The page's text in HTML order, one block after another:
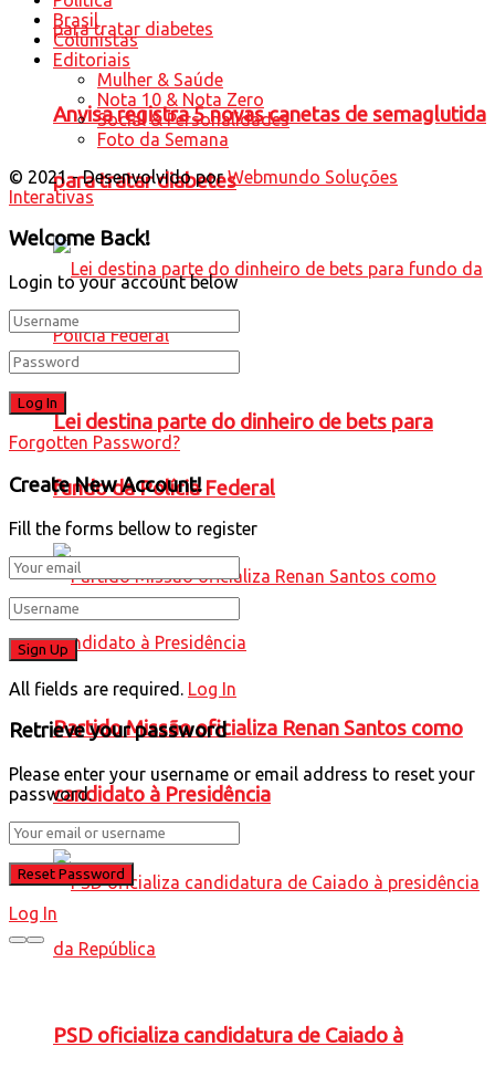
Anvisa registra 5 novas canetas de semaglutida
para tratar diabetes
Lei destina parte do dinheiro de bets para
fundo da Polícia Federal
Partido Missão oficializa Renan Santos como
candidato à Presidência
PSD oficializa candidatura de Caiado à
Brasil
Colunistas
Editoriais
Mulher & Saúde
Nota 10 & Nota Zero
Social & Personalidades
Foto da Semana
© 2021 - Desenvolvido porWebmundo Soluções
Interativas
Welcome Back!
Login to your account below
Forgotten Password?
Create New Account!
Fill the forms bellow to register
All fields are required. Log In
Retrieve your password
Please enter your username or email address to reset your
password.
Log In